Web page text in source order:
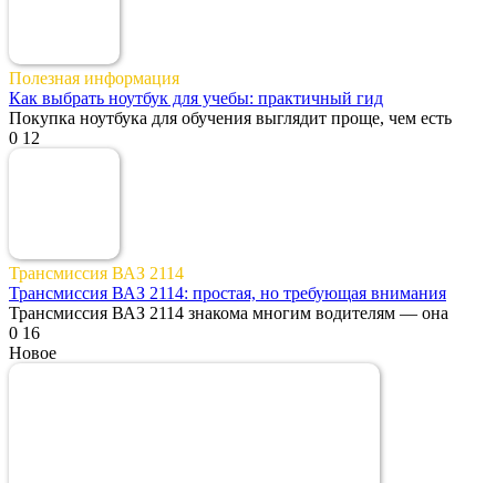
Полезная информация
Как выбрать ноутбук для учебы: практичный гид
Покупка ноутбука для обучения выглядит проще, чем есть
0 12
Трансмиссия ВАЗ 2114
Трансмиссия ВАЗ 2114: простая, но требующая внимания
Трансмиссия ВАЗ 2114 знакома многим водителям — она
0 16
Новое